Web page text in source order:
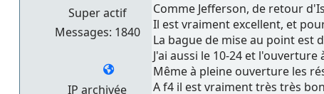
Super actif
Messages: 1840
IP archivée
Comme Jefferson, de retour
Il est vraiment excellent, et
La bague de mise au point est
J'ai aussi le 10-24 et
Même à pleine ouverture les
A f4 il est vraiment très très